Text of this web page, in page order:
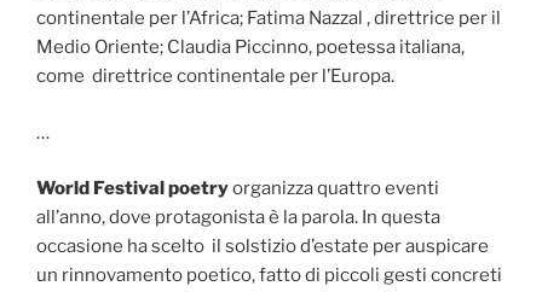
continentale per l’Africa; Fatima Nazzal , direttrice per il
Medio Oriente; Claudia Piccinno, poetessa italiana,
come direttrice continentale per l’Europa.
…
World Festival poetryorganizza quattro eventi
all’anno, dove protagonista è la parola. In questa
occasione ha scelto il solstizio d’estate per auspicare
un rinnovamento poetico, fatto di piccoli gesti concreti